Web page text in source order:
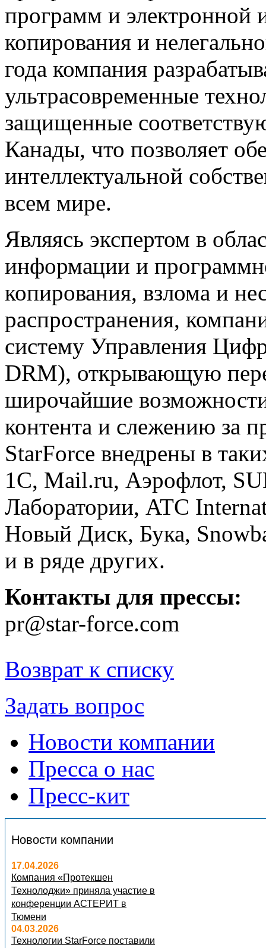
программ и электронной
копирования и
года компания
ультрасовременные
защищенные
Канады, что позволяет
интеллектуальной
всем мире.
Являясь экспертом в
информации и
копирования, взлома и
распространения,
систему Управления
DRM), открывающую
широчайшие
контента и слежению за
StarForce внедрены в
1С, Mail.ru, Аэрофлот,
Лаборатории, ATC
Новый Диск, Бука,
и в ряде других.
Контакты для прессы:
pr@star-force.com
Возврат к списку
Задать вопрос
Новости компании
Пресса о нас
Пресс-кит
Новости компании
17.04.2026
Компания «Протекшен
Технолоджи» приняла участие в
конференции АСТЕРИТ в
Тюмени
04.03.2026
Технологии StarForce поставили